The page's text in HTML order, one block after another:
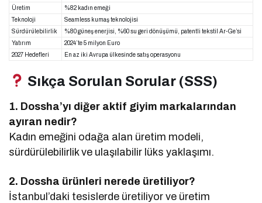
Üretim
%82 kadın emeği
Teknoloji
Seamless kumaş teknolojisi
Sürdürülebilirlik
%80 güneş enerjisi, %60 su geri dönüşümü, patentli tekstil Ar-Ge’si
Yatırım
2024’te 5 milyon Euro
2027 Hedefleri
En az iki Avrupa ülkesinde satış operasyonu
Sıkça Sorulan Sorular (SSS)
1. Dossha’yı diğer aktif giyim markalarından
ayıran nedir?
Kadın emeğini odağa alan üretim modeli,
sürdürülebilirlik ve ulaşılabilir lüks yaklaşımı.
2. Dossha ürünleri nerede üretiliyor?
İstanbul’daki tesislerde üretiliyor ve üretim